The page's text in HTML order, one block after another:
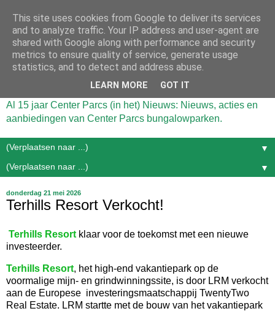
Al 15 jaar Center Parcs (in het) Nieuws: Nieuws, acties en
aanbiedingen van Center Parcs bungalowparken.
▼
▼
donderdag 21 mei 2026
Terhills Resort Verkocht!
Terhills Resort klaar voor de toekomst met een nieuwe
investeerder.
Terhills Resort, het high-end vakantiepark op de
voormalige mijn- en grindwinningssite, is door LRM verkocht
aan de Europese investeringsmaatschappij TwentyTwo
Real Estate. LRM startte met de bouw van het vakantiepark
This site uses cookies from Google to deliver its services
and to analyze traffic. Your IP address and user-agent are
shared with Google along with performance and security
metrics to ensure quality of service, generate usage
statistics, and to detect and address abuse.
LEARN MORE GOT IT